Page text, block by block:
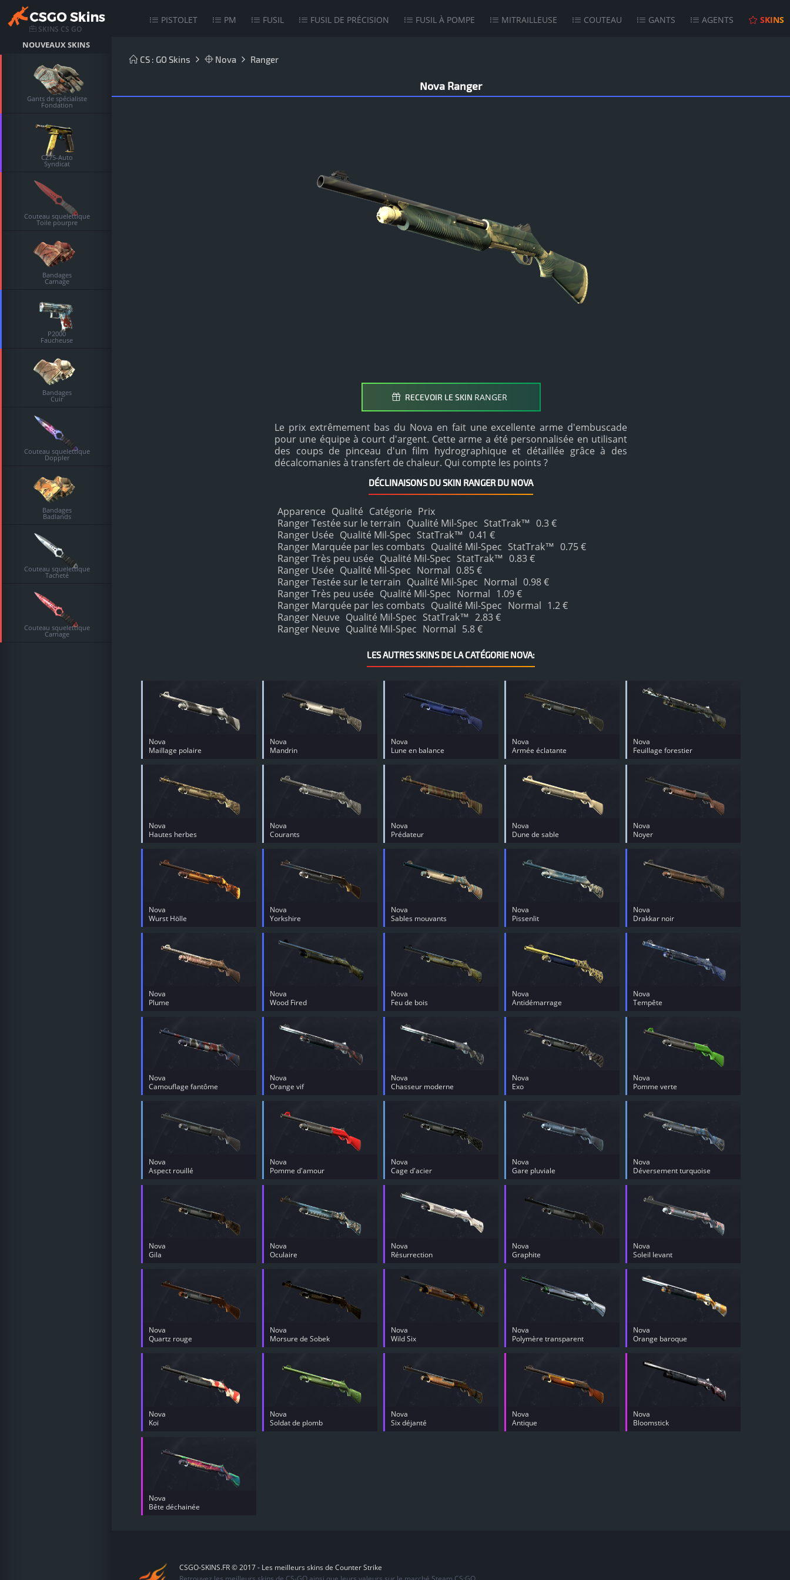
SKINS CS GO
NOUVEAUX SKINS
Gants de spécialiste
Fondation
CZ75-Auto
Syndicat
Couteau squelettique
Toile pourpre
Bandages
Carnage
P2000
Faucheuse
Bandages
Cuir
Couteau squelettique
Doppler
Bandages
Badlands
Couteau squelettique
Tacheté
Couteau squelettique
Carnage
PISTOLET PM FUSIL FUSIL DE PRÉCISION FUSIL À POMPE MITRAILLEUSE COUTEAU GANTS AGENTS SKINS
CS : GO Skins Nova Ranger
Nova Ranger
RECEVOIR LE SKIN RANGER
Le prix extrêmement bas du Nova en fait une excellente arme d'embuscade
pour une équipe à court d'argent. Cette arme a été personnalisée en utilisant
des coups de pinceau d'un film hydrographique et détaillée grâce à des
décalcomanies à transfert de chaleur. Qui compte les points ?
DÉCLINAISONS DU SKIN RANGER DU NOVA
Apparence Qualité Catégorie Prix
Ranger Testée sur le terrain Qualité Mil-Spec StatTrak™ 0.3 €
Ranger Usée Qualité Mil-Spec StatTrak™ 0.41 €
Ranger Marquée par les combats Qualité Mil-Spec StatTrak™ 0.75 €
Ranger Très peu usée Qualité Mil-Spec StatTrak™ 0.83 €
Ranger Usée Qualité Mil-Spec Normal 0.85 €
Ranger Testée sur le terrain Qualité Mil-Spec Normal 0.98 €
Ranger Très peu usée Qualité Mil-Spec Normal 1.09 €
Ranger Marquée par les combats Qualité Mil-Spec Normal 1.2 €
Ranger Neuve Qualité Mil-Spec StatTrak™ 2.83 €
Ranger Neuve Qualité Mil-Spec Normal 5.8 €
LES AUTRES SKINS DE LA CATÉGORIE NOVA:
Nova
Maillage polaire
Nova
Mandrin
Nova
Lune en balance
Nova
Armée éclatante
Nova
Feuillage forestier
Nova
Hautes herbes
Nova
Courants
Nova
Prédateur
Nova
Dune de sable
Nova
Noyer
Nova
Wurst Hölle
Nova
Yorkshire
Nova
Sables mouvants
Nova
Pissenlit
Nova
Drakkar noir
Nova
Plume
Nova
Wood Fired
Nova
Feu de bois
Nova
Antidémarrage
Nova
Tempête
Nova
Camouflage fantôme
Nova
Orange vif
Nova
Chasseur moderne
Nova
Exo
Nova
Pomme verte
Nova
Aspect rouillé
Nova
Pomme d'amour
Nova
Cage d'acier
Nova
Gare pluviale
Nova
Déversement turquoise
Nova
Gila
Nova
Oculaire
Nova
Résurrection
Nova
Graphite
Nova
Soleil levant
Nova
Quartz rouge
Nova
Morsure de Sobek
Nova
Wild Six
Nova
Polymère transparent
Nova
Orange baroque
Nova
Koï
Nova
Soldat de plomb
Nova
Six déjanté
Nova
Antique
Nova
Bloomstick
Nova
Bête déchainée
CSGO-SKINS.FR © 2017 - Les meilleurs skins de Counter Strike